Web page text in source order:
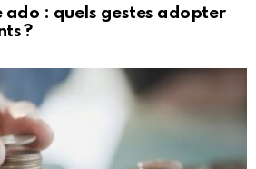
ado : quels gestes adopter
?